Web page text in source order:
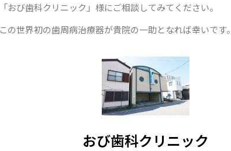
「おび歯科クリニック」様にご相談してみてください。
この世界初の歯周病治療器が貴院の一助となれば幸いです。
おび歯科クリニック